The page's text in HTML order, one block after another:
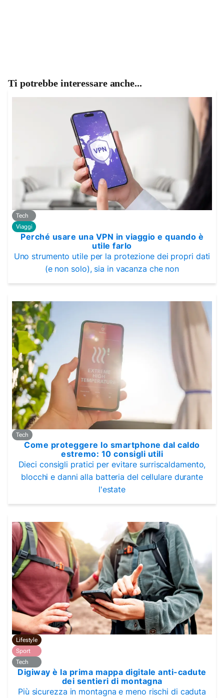
Ti potrebbe interessare anche...
Tech
Viaggi
Perché usare una VPN in viaggio e quando è
utile farlo
Uno strumento utile per la protezione dei propri dati
(e non solo), sia in vacanza che non
Tech
Come proteggere lo smartphone dal caldo
estremo: 10 consigli utili
Dieci consigli pratici per evitare surriscaldamento,
blocchi e danni alla batteria del cellulare durante
l'estate
Lifestyle
Sport
Tech
Digiway è la prima mappa digitale anti-cadute
dei sentieri di montagna
Più sicurezza in montagna e meno rischi di caduta